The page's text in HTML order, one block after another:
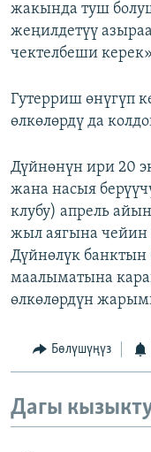
жакында туш
жеңилдетүү
чектелбеши
Гутерриш өнүгүп
өлкөлөрдү да
Дүйнөнүн ири 20
жана насыя
клубу) апрель
жыл аягына
Дүйнөлүк
маалыматына
өлкөлөрдүн
Бөлүшүңүз
Дагы